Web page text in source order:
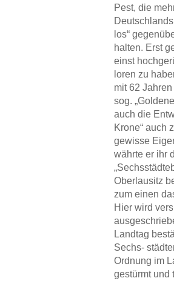
Pest, die
los“
halten. Erst
einst
loren zu
mit 62
sog.
auch die
Krone“ auch
gewisse
währte er ihr
Oberlausitz
zum einen
Hier wird
Landtag
Sechs-
Ordnung im
gestürmt und